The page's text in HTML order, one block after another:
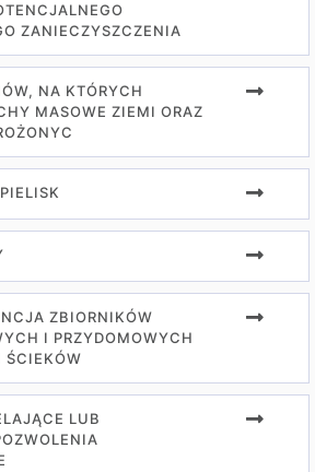
ZANIECZYSZCZENIA
NA KTÓRYCH
MASOWE ZIEMI ORAZ
ZBIORNIKÓW
I PRZYDOMOWYCH
ŚCIEKÓW
LUB